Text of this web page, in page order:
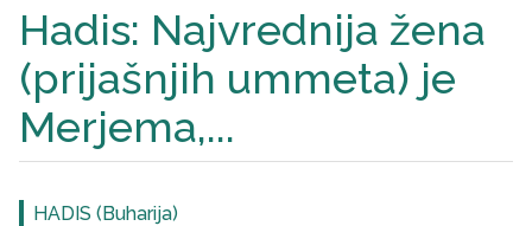
Hadis: Najvrednija žena
(prijašnjih ummeta) je
Merjema,...
HADIS (Buharija)